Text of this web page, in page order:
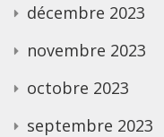
décembre 2023
novembre 2023
octobre 2023
septembre 2023